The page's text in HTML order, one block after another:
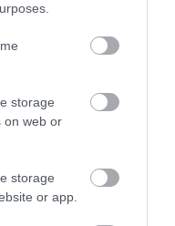
storage
on web or
storage
or app.